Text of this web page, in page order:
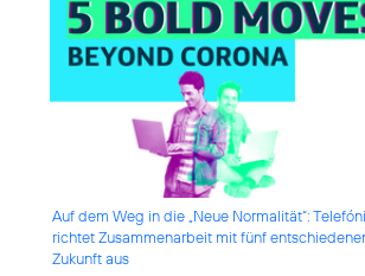
Auf dem Weg in die „Neue Normalität“:
richtet Zusammenarbeit mit fünf
Zukunft aus